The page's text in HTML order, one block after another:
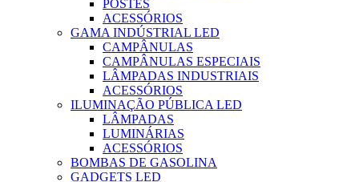
POSTES
ACESSÓRIOS
GAMA INDÚSTRIAL LED
CAMPÂNULAS
CAMPÂNULAS ESPECIAIS
LÂMPADAS INDUSTRIAIS
ACESSÓRIOS
ILUMINAÇÃO PÚBLICA LED
LÂMPADAS
LUMINÁRIAS
ACESSÓRIOS
BOMBAS DE GASOLINA
GADGETS LED